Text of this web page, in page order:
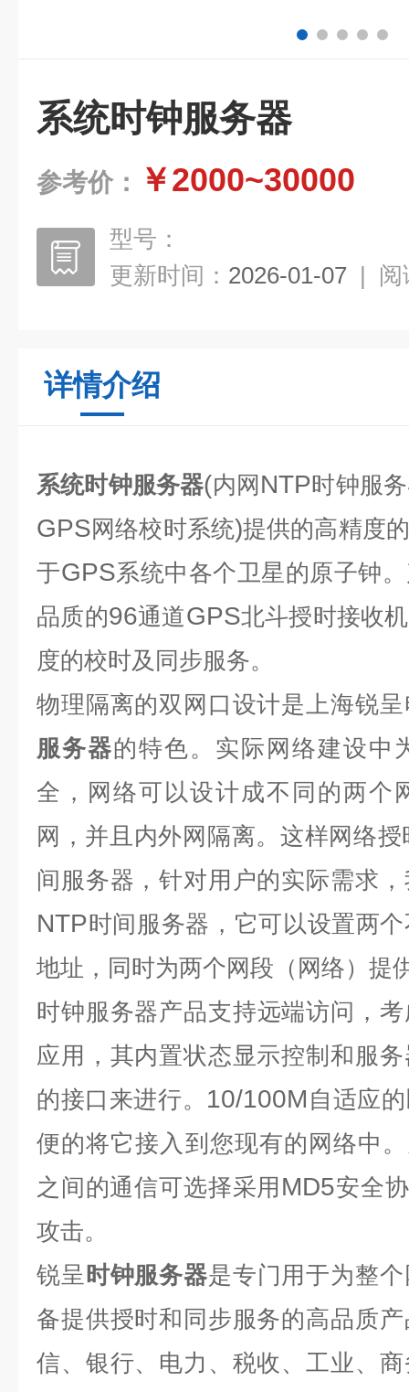
系统时钟服务器
参考价： ￥2000~30000
型号：
更新时间： 2026-01-07 | 阅
详情介绍
系统时钟服务器(内网 NTP时钟服
GPS网络校时系统)提供的高精度
于GPS系统中各个卫星的原子钟
品质的96通道GPS北斗授时接收
度的校时及同步服务。
物理隔离的双网口设计是上海锐
服务器的特色。实际网络建设中
全，网络可以设计成不同的两个
网，并且内外网隔离。这样网络
间服务器，针对用户的实际需求
NTP时间服务器，它可以设置两
地址，同时为两个网段（网络）提
时钟服务器产品支持远端访问，
应用，其内置状态显示控制和服
的接口来进行。 10/100M 自适应
便的将它接入到您现有的网络中
之间的通信可选择采用 MD5安全
攻击。
锐呈时钟服务器是专门用于为整
备提供授时和同步服务的高品质
信、银行、电力、税收、工业、